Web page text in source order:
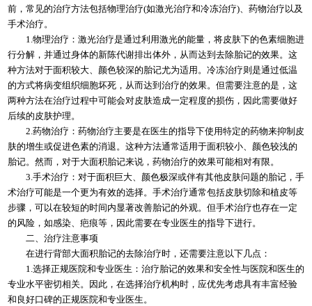
前，常见的治疗方法包括物理治疗(如激光治疗和冷冻治疗)、药物治疗以及
手术治疗。
1.物理治疗：激光治疗是通过利用激光的能量，将皮肤下的色素细胞进
行分解，并通过身体的新陈代谢排出体外，从而达到去除胎记的效果。这
种方法对于面积较大、颜色较深的胎记尤为适用。冷冻治疗则是通过低温
的方式将病变组织细胞坏死，从而达到治疗的效果。但需要注意的是，这
两种方法在治疗过程中可能会对皮肤造成一定程度的损伤，因此需要做好
后续的皮肤护理。
2.药物治疗：药物治疗主要是在医生的指导下使用特定的药物来抑制皮
肤的增生或促进色素的消退。这种方法通常适用于面积较小、颜色较浅的
胎记。然而，对于大面积胎记来说，药物治疗的效果可能相对有限。
3.手术治疗：对于面积巨大、颜色极深或伴有其他皮肤问题的胎记，手
术治疗可能是一个更为有效的选择。手术治疗通常包括皮肤切除和植皮等
步骤，可以在较短的时间内显著改善胎记的外观。但手术治疗也存在一定
的风险，如感染、疤痕等，因此需要在专业医生的指导下进行。
二、治疗注意事项
在进行背部大面积胎记的去除治疗时，还需要注意以下几点：
1.选择正规医院和专业医生：治疗胎记的效果和安全性与医院和医生的
专业水平密切相关。因此，在选择治疗机构时，应优先考虑具有丰富经验
和良好口碑的正规医院和专业医生。